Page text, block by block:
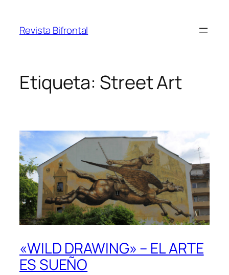
contenido
Revista Bifrontal
Etiqueta: Street Art
«WILD DRAWING» – EL ARTE
ES SUEÑO